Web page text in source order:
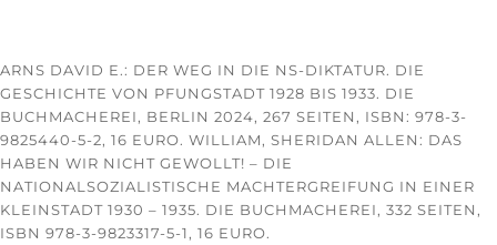
ARNS DAVID E.: DER WEG IN DIE NS-DIKTATUR. DIE
GESCHICHTE VON PFUNGSTADT 1928 BIS 1933. DIE
BUCHMACHEREI, BERLIN 2024, 267 SEITEN, ISBN: 978-3-
9825440-5-2, 16 EURO. WILLIAM, SHERIDAN ALLEN: DAS
HABEN WIR NICHT GEWOLLT! – DIE
NATIONALSOZIALISTISCHE MACHTERGREIFUNG IN EINER
KLEINSTADT 1930 – 1935. DIE BUCHMACHEREI, 332 SEITEN,
ISBN 978-3-9823317-5-1, 16 EURO.